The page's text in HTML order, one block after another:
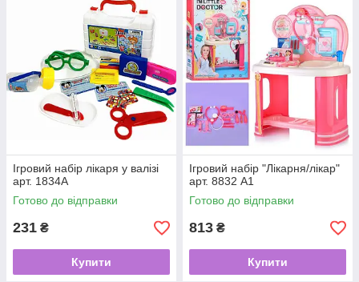
Ігровий набір лікаря у валізі
арт. 1834A
Готово до відправки
231 ₴
Купити
Ігровий набір "Лікарня/лікар"
арт. 8832 A1
Готово до відправки
813 ₴
Купити